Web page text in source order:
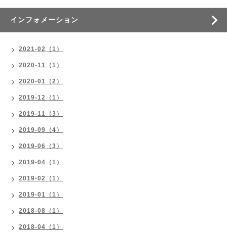
インフォメーション
2021-02（1）
2020-11（1）
2020-01（2）
2019-12（1）
2019-11（3）
2019-09（4）
2019-06（3）
2019-04（1）
2019-02（1）
2019-01（1）
2018-08（1）
2018-04（1）